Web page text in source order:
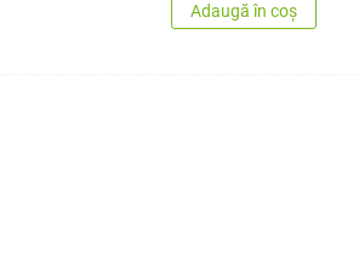
Adaugă în coș